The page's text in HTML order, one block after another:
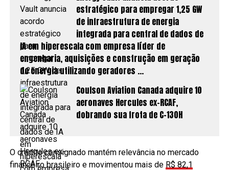
estratégico para empregar 1,25 GW
de infraestrutura de energia
integrada para central de dados de
IA em hiperescala com empresa líder de
engenharia, aquisições e construção em geração
de energia utilizando geradores …
Coulson Aviation Canada adquire 10
aeronaves Hercules ex-RCAF,
dobrando sua frota de C-130H
O crédito consignado mantém relevância no mercado
financeiro brasileiro e movimentou mais de R$ 82,1